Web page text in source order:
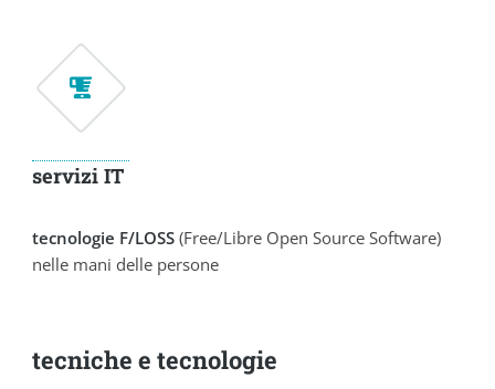
servizi IT
tecnologie F/LOSS (Free/Libre Open Source Software)
nelle mani delle persone
tecniche e tecnologie